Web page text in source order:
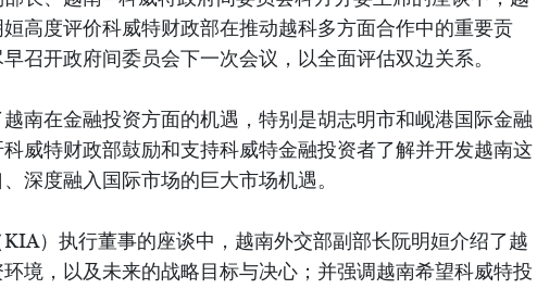
高度评价科威特财政部在推动越科多方面合作中的重要贡
召开政府间委员会下一次会议，以全面评估双边关系。
南在金融投资方面的机遇，特别是胡志明市和岘港国际金融
威特财政部鼓励和支持科威特金融投资者了解并开发越南这
深度融入国际市场的巨大市场机遇。
）执行董事的座谈中，越南外交部副部长阮明姮介绍了越
境，以及未来的战略目标与决心；并强调越南希望科威特投